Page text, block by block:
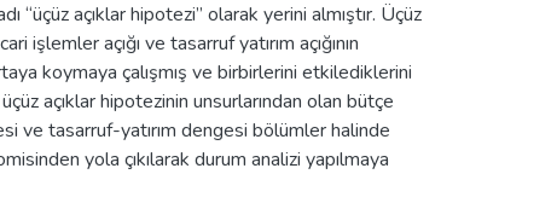
“üçüz açıklar hipotezi” olarak yerini almıştır. Üçüz
işlemler açığı ve tasarruf yatırım açığının
koymaya çalışmış ve birbirlerini etkilediklerini
açıklar hipotezinin unsurlarından olan bütçe
ve tasarruf-yatırım dengesi bölümler halinde
yola çıkılarak durum analizi yapılmaya